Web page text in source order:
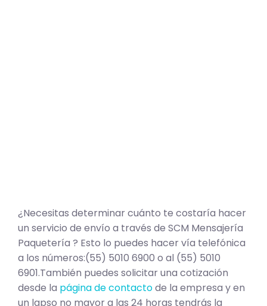
¿Necesitas determinar cuánto te costaría hacer
un servicio de envío a través de SCM Mensajería
Paquetería ? Esto lo puedes hacer vía telefónica
a los números:(55) 5010 6900 o al (55) 5010
6901.También puedes solicitar una cotización
desde la página de contactode la empresa y en
un lapso no mayor a las 24 horas tendrás la